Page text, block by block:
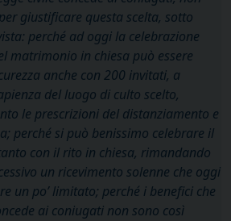
giustificare questa scelta, sotto
perché ad oggi la celebrazione
matrimonio in chiesa può essere
anche con 200 invitati, a
del luogo di culto scelto,
le prescrizioni del distanziamento e
perché si può benissimo celebrare il
con il rito in chiesa, rimandando
un ricevimento solenne che oggi
un po’ limitato; perché i benefici che
ai coniugati non sono così